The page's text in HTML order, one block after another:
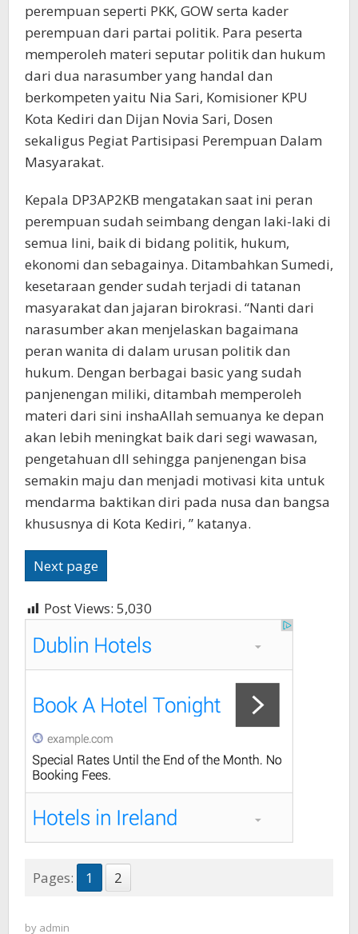
perempuan seperti PKK, GOW serta kader
perempuan dari partai politik. Para peserta
memperoleh materi seputar politik dan hukum
dari dua narasumber yang handal dan
berkompeten yaitu Nia Sari, Komisioner KPU
Kota Kediri dan Dijan Novia Sari, Dosen
sekaligus Pegiat Partisipasi Perempuan Dalam
Masyarakat.
Kepala DP3AP2KB mengatakan saat ini peran
perempuan sudah seimbang dengan laki-laki di
semua lini, baik di bidang politik, hukum,
ekonomi dan sebagainya. Ditambahkan Sumedi,
kesetaraan gender sudah terjadi di tatanan
masyarakat dan jajaran birokrasi. “Nanti dari
narasumber akan menjelaskan bagaimana
peran wanita di dalam urusan politik dan
hukum. Dengan berbagai basic yang sudah
panjenengan miliki, ditambah memperoleh
materi dari sini inshaAllah semuanya ke depan
akan lebih meningkat baik dari segi wawasan,
pengetahuan dll sehingga panjenengan bisa
semakin maju dan menjadi motivasi kita untuk
mendarma baktikan diri pada nusa dan bangsa
khususnya di Kota Kediri, ” katanya.
Next page
Post Views: 5,030
Pages: 1 2
by admin